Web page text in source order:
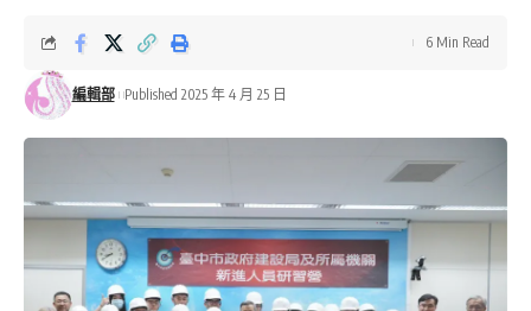
編輯部 Published 2025 年 4 月 25 日
6 Min Read